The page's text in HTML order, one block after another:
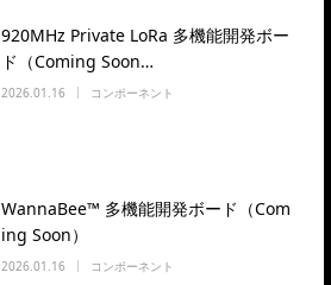
920MHz Private LoRa 多機能開発ボー
ド（Coming Soon…
2026.01.16 コンポーネント
WannaBee™ 多機能開発ボード（Com
ing Soon）
2026.01.16 コンポーネント